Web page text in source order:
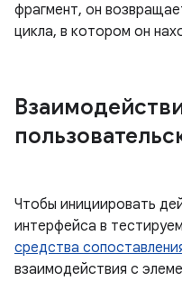
фрагмент, он
цикла, в котором он
Чтобы инициировать
интерфейса в
средства
взаимодействия с